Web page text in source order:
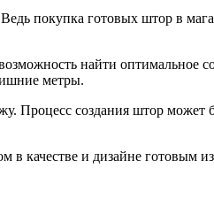
покупка готовых штор в
найти оптимальное
метры.
Процесс создания штор
в качестве и дизайне готовым